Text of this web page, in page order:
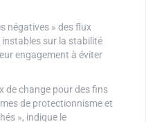
négatives » des flux
sur la stabilité
engagement à éviter
de change pour des fins
de protectionnisme et
», indique le